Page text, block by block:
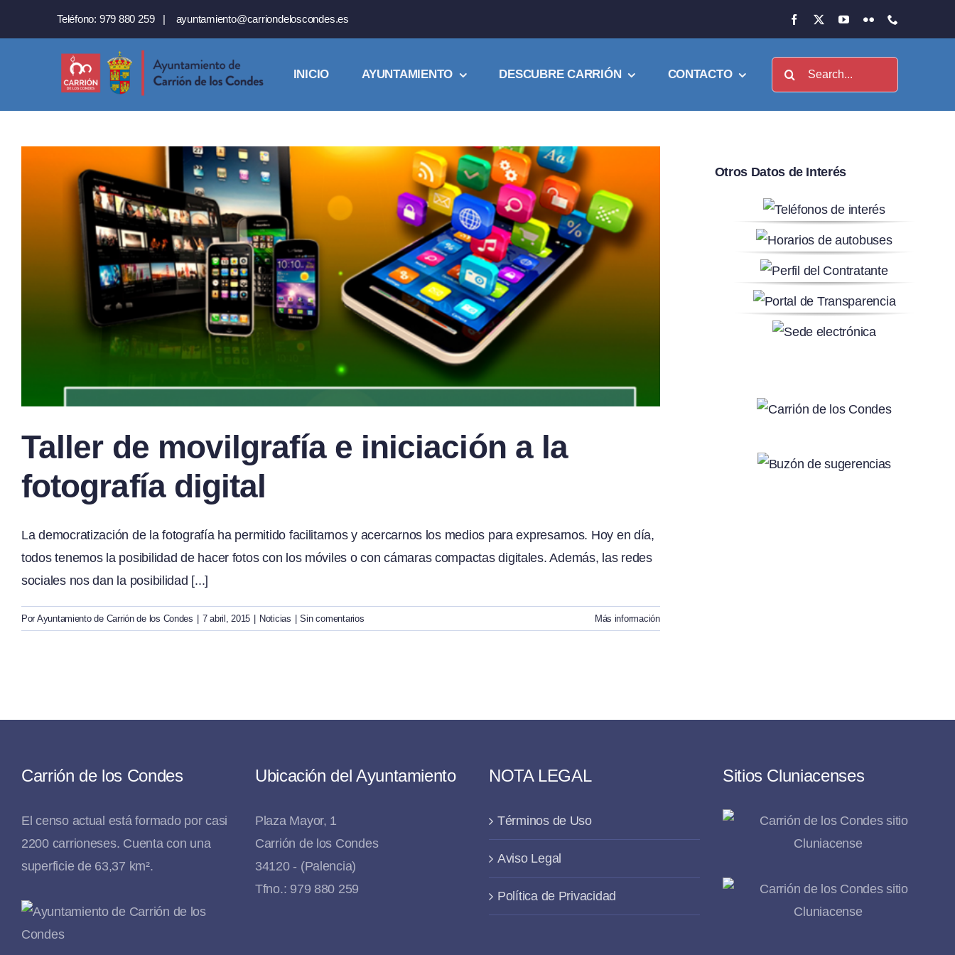
Teléfono: 979 880 259 | ayuntamiento@carriondeloscondes.es
INICIO AYUNTAMIENTO DESCUBRE CARRIÓN CONTACTO Buscar:
Taller de movilgrafía e iniciación a la
fotografía digital
La democratización de la fotografía ha permitido facilitarnos y acercarnos los medios para expresarnos. Hoy en día,
todos tenemos la posibilidad de hacer fotos con los móviles o con cámaras compactas digitales. Además, las redes
sociales nos dan la posibilidad [...]
Por Ayuntamiento de Carrión de los Condes 7 abril, 2015 Noticias Sin comentarios Más información
Otros Datos de Interés
Carrión de los Condes
El censo actual está formado por casi
2200 carrioneses. Cuenta con una
superficie de 63,37 km².
Ubicación del Ayuntamiento
Plaza Mayor, 1
Carrión de los Condes
34120 - (Palencia)
Tfno.: 979 880 259
NOTA LEGAL
Términos de Uso
Aviso Legal
Política de Privacidad
Sitios Cluniacenses